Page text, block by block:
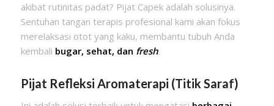
akibat rutinitas padat? Pijat Capek adalah solusinya.
Sentuhan tangan terapis profesional kami akan fokus
merelaksasi otot yang kaku, membantu tubuh Anda
kembali bugar, sehat, dan fresh.
Pijat Refleksi Aromaterapi (Titik Saraf)